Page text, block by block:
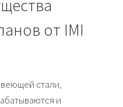
от IMI
стали,
и